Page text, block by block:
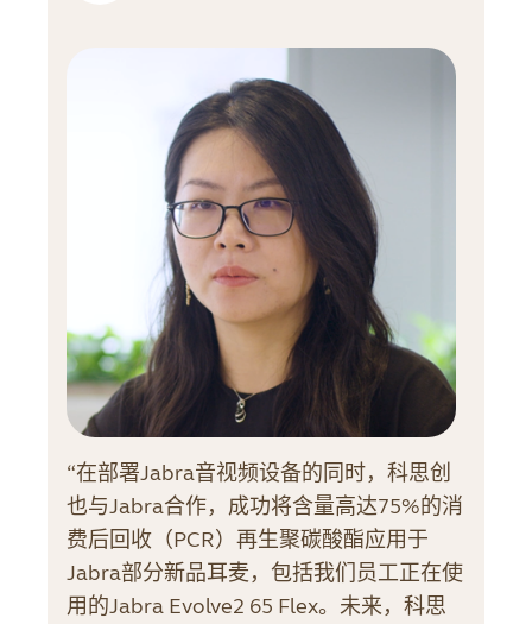
“在部署Jabra音视频设备的同时，科思创
也与Jabra合作，成功将含量高达75%的消
费后回收（PCR）再生聚碳酸酯应用于
Jabra部分新品耳麦，包括我们员工正在使
用的Jabra Evolve2 65 Flex。未来，科思